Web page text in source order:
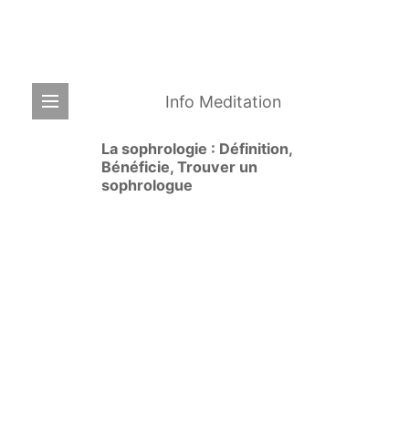
Info Meditation
La sophrologie : Définition,
Bénéficie, Trouver un
sophrologue